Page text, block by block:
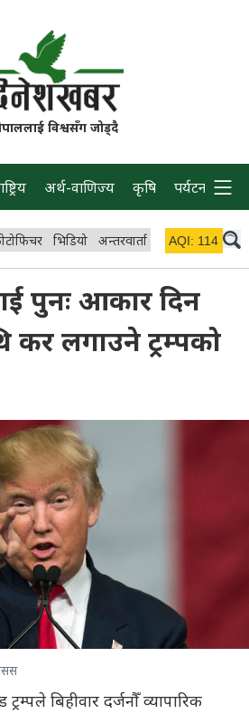
विश्वसँग जोड्दै
अर्थ-वाणिज्य कृषि पर्यटन प्रवास
भिडियो अन्तरवार्ता विचार/ब्लग
AQI: 114
पुनः आकार दिन
कर लगाउने ट्रम्पको
ट्रम्पले बिहीवार दर्जनौँ व्यापारिक